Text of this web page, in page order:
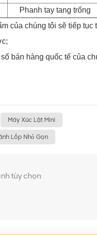
Phanh tay tang trống
của chúng tôi sẽ tiếp tục
bán hàng quốc tế của
Máy Xúc Lật Mini
Lốp Nhỏ Gọn
tùy chọn